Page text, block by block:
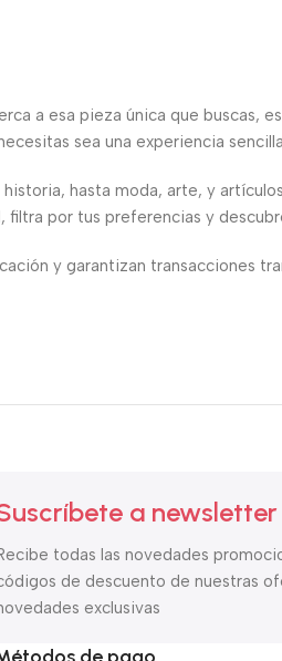
a esa pieza única que buscas,
sea una experiencia
hasta moda, arte, y
por tus preferencias y
y garantizan transacciones
a newsletter
todas las novedades
de descuento de nuestras
exclusivas